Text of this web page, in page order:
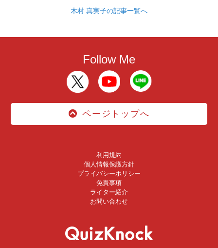
木村 真実子の記事一覧へ
Follow Me
ページトップへ
利用規約
個人情報保護方針
プライバシーポリシー
免責事項
ライター紹介
お問い合わせ